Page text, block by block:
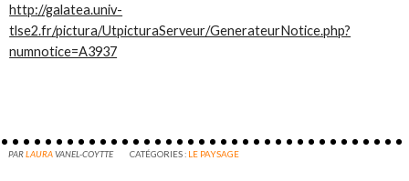
http://galatea.univ-
tlse2.fr/pictura/UtpicturaServeur/GenerateurNotice.php?
numnotice=A3937
PARLAURAVANEL-COYTTE CATÉGORIES : LE PAYSAGE